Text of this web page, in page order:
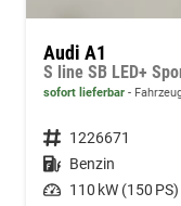
Audi A1
S line SB LED+
sofort lieferbar
Fahrzeugnummer 1226671
Kraftstoff Benzin
Leistung 110 kW (150 PS)